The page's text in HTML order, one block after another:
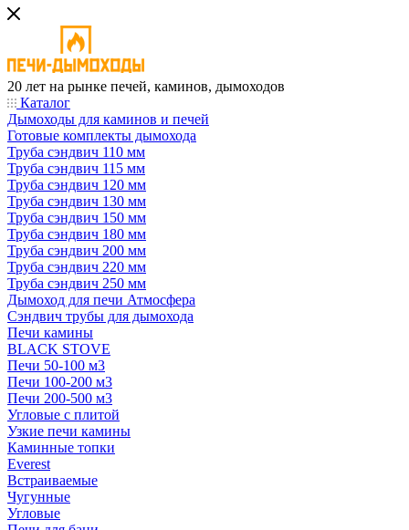
20 лет на рынке печей, каминов, дымоходов
Каталог
Дымоходы для каминов и печей
Готовые комплекты дымохода
Труба сэндвич 110 мм
Труба сэндвич 115 мм
Труба сэндвич 120 мм
Труба сэндвич 130 мм
Труба сэндвич 150 мм
Труба сэндвич 180 мм
Труба сэндвич 200 мм
Труба сэндвич 220 мм
Труба сэндвич 250 мм
Дымоход для печи Атмосфера
Сэндвич трубы для дымохода
Печи камины
BLACK STOVE
Печи 50-100 м3
Печи 100-200 м3
Печи 200-500 м3
Угловые с плитой
Узкие печи камины
Каминные топки
Everest
Встраиваемые
Чугунные
Угловые